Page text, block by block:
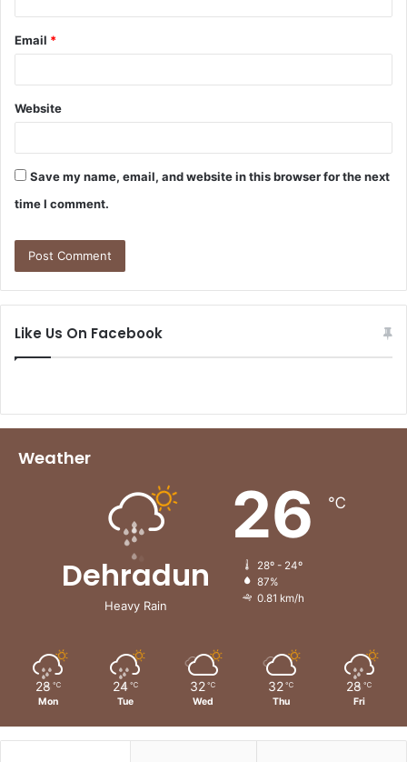
Email *
Website
Save my name, email, and website in this browser for the next
time I comment.
Like Us On Facebook
Weather
Dehradun
Heavy Rain
26 ℃
28º - 24º
87%
0.81 km/h
28 ℃
Mon
24 ℃
Tue
32 ℃
Wed
32 ℃
Thu
28 ℃
Fri